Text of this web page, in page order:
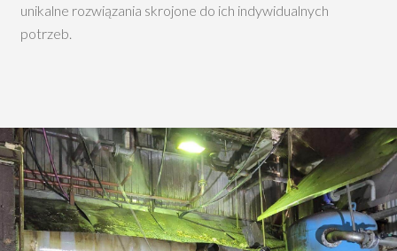
unikalne rozwiązania skrojone do ich indywidualnych
potrzeb.